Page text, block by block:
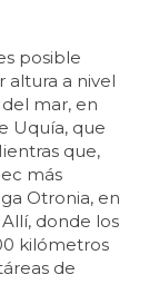
posible
altura a nivel
mar, en
Uquía, que
que,
más
Otronia, en
donde los
kilómetros
de